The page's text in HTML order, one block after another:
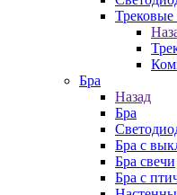
Трековые
Бра
Назад
Бра
Бра с
Бра свечи
Бра с